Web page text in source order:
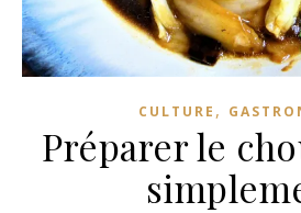
CULTURE ,
Préparer le